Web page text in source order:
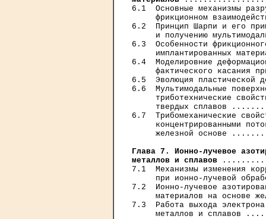
6.1  Основные механизмы
фрикционном
6.2  Принцип Шарпи и его
и получению
6.3  Особенности
имплантированных
6.4  Моделировние
фактического касания
6.5  Эволюция
6.6  Мультимодальные
триботехнические
твердых сплавов
6.7  Трибомеханические
концентрированными
железной основе
Глава 7. Ионно-лучевое
металлов и сплавов
7.1  Механизмы изменения
при ионно-лучевой
7.2  Ионно-лучевое
материалов на основе
7.3  Работа выхода
металлов и сплавов